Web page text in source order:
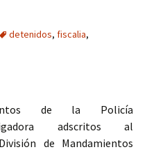
detenidos, fiscalia,
de la Policía
adscritos al
de Mandamientos